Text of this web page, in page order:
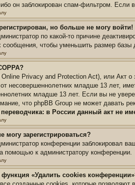
он заблокирован спам-фильтром. Если
но больше не могу войти!
по какой-то причине
чтобы уменьшить размер базы
Online Privacy and Protection Act), или Акт
несовершеннолетних младше 13 лет,
младше 13 лет. Если вы не
что phpBB Group не может давать
в России данный акт не
могу зарегистрироваться?
конференции заблокировал
помощью к администратору конференции.
функция «Удалить cookies